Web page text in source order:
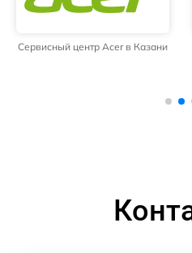
Сервисный центр Acer в Казани